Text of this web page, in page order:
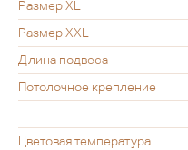
Размер XL
Размер XXL
Длина подвеса
Потолочное крепление
Цветовая температура